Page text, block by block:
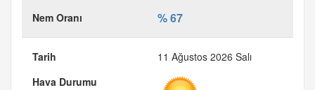
% 67
11 Ağustos 2026 Salı